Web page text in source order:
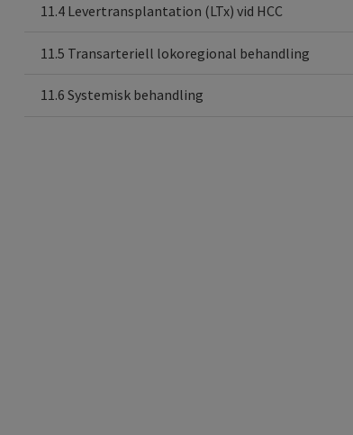
11.4 Levertransplantation (LTx) vid HCC
11.5 Transarteriell lokoregional behandling
11.6 Systemisk behandling